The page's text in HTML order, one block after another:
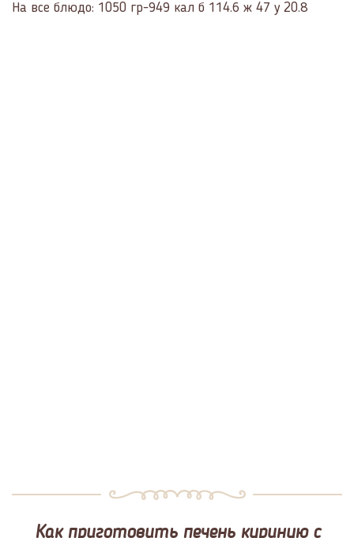
На все блюдо: 1050 гр-949 кал б 114.6 ж 47 у 20.8
Как приготовить печень куриную с